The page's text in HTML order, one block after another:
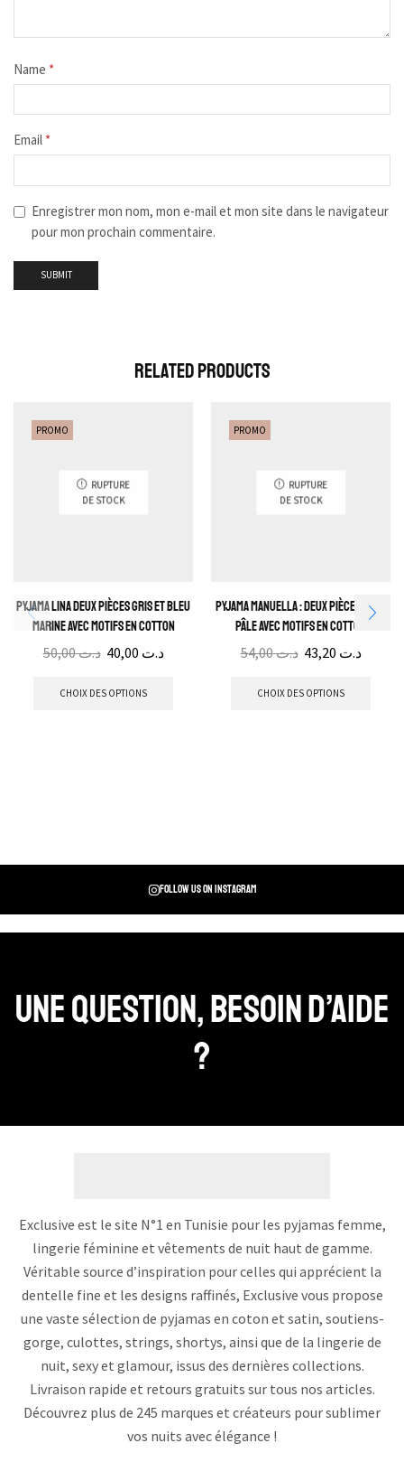
Name *
Email *
Enregistrer mon nom, mon e-mail et mon site dans le navigateur
pour mon prochain commentaire.
Related Products
PROMO
RUPTURE
DE STOCK
Pyjama Lina Deux pièces gris et bleu
marine avec motifs en cotton
د.ت50,00 د.ت
CHOIX DES OPTIONS
PROMO
RUPTURE
DE STOCK
Pyjama Manuella : Deux pièces Rose
pâle avec motifs en cotton
د.ت54,00 د.ت
CHOIX DES OPTIONS
Follow us on instagram
Une question, Besoin d’aide
?
Exclusive est le site N°1 en Tunisie pour les pyjamas femme,
lingerie féminine et vêtements de nuit haut de gamme.
Véritable source d’inspiration pour celles qui apprécient la
dentelle fine et les designs raffinés, Exclusive vous propose
une vaste sélection de pyjamas en coton et satin, soutiens-
gorge, culottes, strings, shortys, ainsi que de la lingerie de
nuit, sexy et glamour, issus des dernières collections.
Livraison rapide et retours gratuits sur tous nos articles.
Découvrez plus de 245 marques et créateurs pour sublimer
vos nuits avec élégance !